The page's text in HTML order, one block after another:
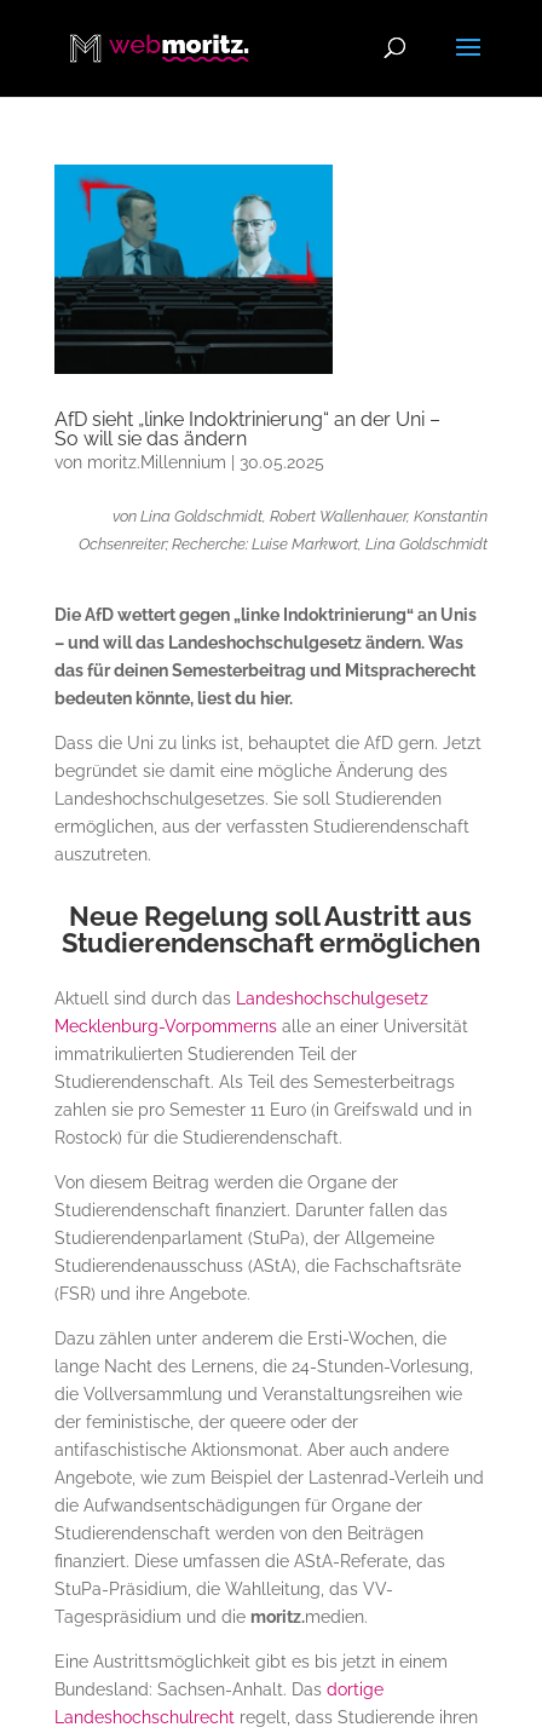
AfD sieht „linke Indoktrinierung“ an der Uni –
So will sie das ändern
von moritz.Millennium | 30.05.2025
von Lina Goldschmidt, Robert Wallenhauer, Konstantin
Ochsenreiter;Recherche: Luise Markwort, Lina Goldschmidt
Die AfD wettert gegen „linke Indoktrinierung“ an Unis
– und will das Landeshochschulgesetz ändern. Was
das für deinen Semesterbeitrag und Mitspracherecht
bedeuten könnte, liest du hier.
Dass die Uni zu links ist, behauptet die AfD gern. Jetzt
begründet sie damit eine mögliche Änderung des
Landeshochschulgesetzes. Sie soll Studierenden
ermöglichen, aus der verfassten Studierendenschaft
auszutreten.
Neue Regelung soll Austritt aus
Studierendenschaft ermöglichen
Aktuell sind durch das Landeshochschulgesetz
Mecklenburg-Vorpommernsalle an einer Universität
immatrikulierten Studierenden Teil der
Studierendenschaft. Als Teil des Semesterbeitrags
zahlen sie pro Semester 11 Euro (in Greifswald und in
Rostock) für die Studierendenschaft.
Von diesem Beitrag werden die Organe der
Studierendenschaft finanziert. Darunter fallen das
Studierendenparlament (StuPa), der Allgemeine
Studierendenausschuss (AStA), die Fachschaftsräte
(FSR) und ihre Angebote.
Dazu zählen unter anderem die Ersti-Wochen, die
lange Nacht des Lernens, die 24-Stunden-Vorlesung,
die Vollversammlung und Veranstaltungsreihen wie
der feministische, der queere oder der
antifaschistische Aktionsmonat. Aber auch andere
Angebote, wie zum Beispiel der Lastenrad-Verleih und
die Aufwandsentschädigungen für Organe der
Studierendenschaft werden von den Beiträgen
finanziert. Diese umfassen die AStA-Referate, das
StuPa-Präsidium, die Wahlleitung, das VV-
Tagespräsidium und die moritz.medien.
Eine Austrittsmöglichkeit gibt es bis jetzt in einem
Bundesland: Sachsen-Anhalt. Das dortige
Landeshochschulrecht regelt, dass Studierende ihren